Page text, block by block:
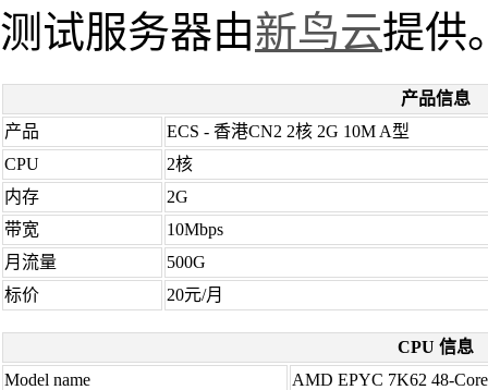
测试服务器由新鸟云提供
产品信息
产品
ECS - 香港CN2 2核 2G 10M A型
CPU
2核
内存
2G
带宽
10Mbps
月流量
500G
标价
20元/月
CPU 信息
Model name
AMD EPYC 7K62 48-Core